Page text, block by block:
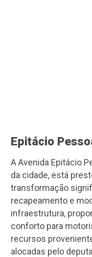
Epitácio
A Avenida Epitácio
da cidade, está
transformação
recapeamento e
infraestrutura,
conforto para
recursos
alocadas pelo